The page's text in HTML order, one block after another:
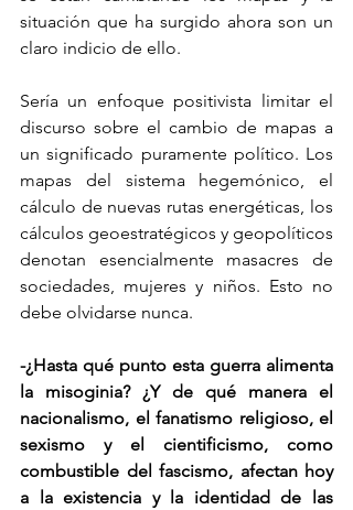
situación que ha surgido ahora son un
claro indicio de ello.
Sería un enfoque positivista limitar el
discurso sobre el cambio de mapas a
un significado puramente político. Los
mapas del sistema hegemónico, el
cálculo de nuevas rutas energéticas, los
cálculos geoestratégicos y geopolíticos
denotan esencialmente masacres de
sociedades, mujeres y niños. Esto no
debe olvidarse nunca.
-¿Hasta qué punto esta guerra alimenta
la misoginia? ¿Y de qué manera el
nacionalismo, el fanatismo religioso, el
sexismo y el cientificismo, como
combustible del fascismo, afectan hoy
a la existencia y la identidad de las